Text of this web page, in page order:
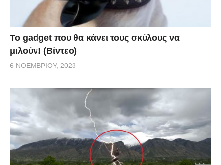
Το gadget που θα κάνει τους σκύλους να
μιλούν! (Βίντεο)
6 ΝΟΕΜΒΡΊΟΥ, 2023